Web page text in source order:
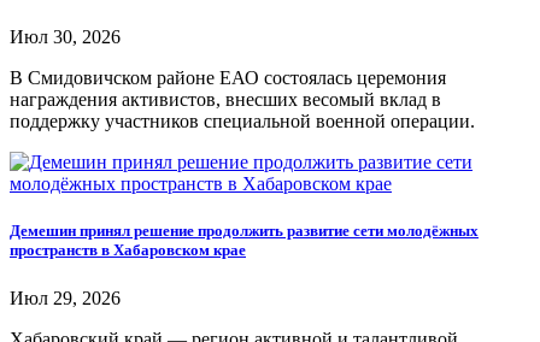
Июл 30, 2026
В Смидовичском районе ЕАО состоялась церемония
награждения активистов, внесших весомый вклад в
поддержку участников специальной военной операции.
Демешин принял решение продолжить развитие сети молодёжных
пространств в Хабаровском крае
Июл 29, 2026